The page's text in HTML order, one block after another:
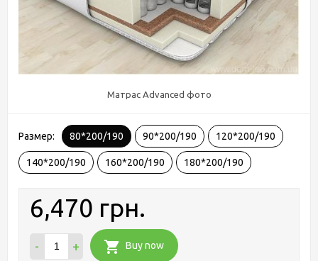
Матрас Advanced фото
Размер: 80*200/190 90*200/190 120*200/190
140*200/190 160*200/190 180*200/190
6,470 грн.
- + Buy now